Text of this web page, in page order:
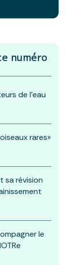
numéro
de l'eau
rares»
sa révision
le